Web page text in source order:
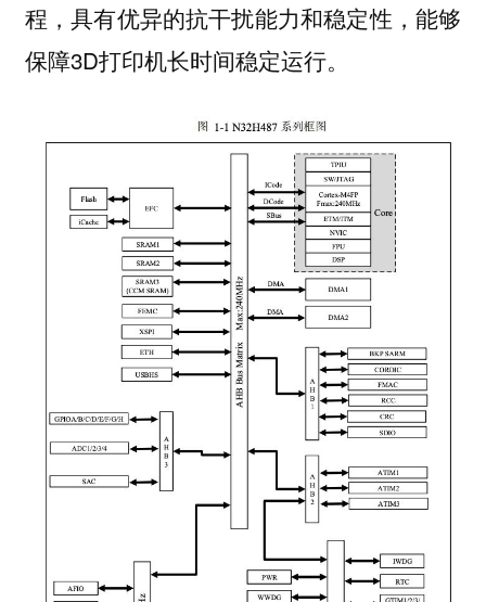
程，具有优异的抗干扰能力和稳定性，能够
保障3D打印机长时间稳定运行。